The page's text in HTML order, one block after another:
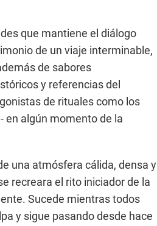
que mantiene el diálogo
de un viaje interminable,
de sabores
y referencias del
de rituales como los
en algún momento de la
una atmósfera cálida, densa y
recreara el rito iniciador de la
Sucede mientras todos
y sigue pasando desde hace